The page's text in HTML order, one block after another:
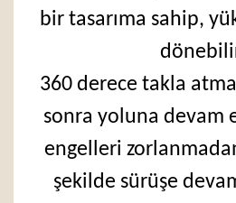
bir tasarıma sahip,
360 derece takla
sonra yoluna devam
engelleri
şekilde sürüşe